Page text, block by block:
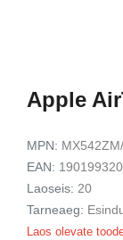
Apple
MPN:
EAN:
Laoseis: 20
Tarneaeg:
Laos olevate